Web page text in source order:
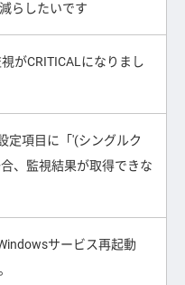
らしたいです
がCRITICALになりまし
定項目に「'(シングルク
、監視結果が取得できな
サービス再起動